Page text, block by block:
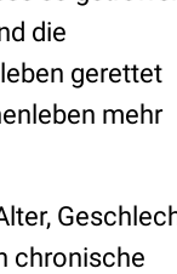
die
gerettet
mehr
chronische